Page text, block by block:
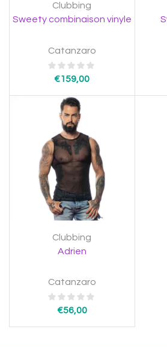
Clubbing
Sweety combinaison vinyle
Catanzaro
€159,00
Clubbing
Adrien
Catanzaro
€56,00